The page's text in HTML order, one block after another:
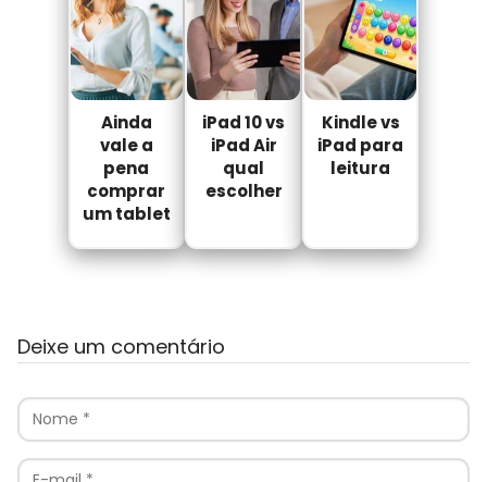
Ainda
vale a
pena
comprar
um tablet
iPad 10 vs
iPad Air
qual
escolher
Kindle vs
iPad para
leitura
Deixe um comentário